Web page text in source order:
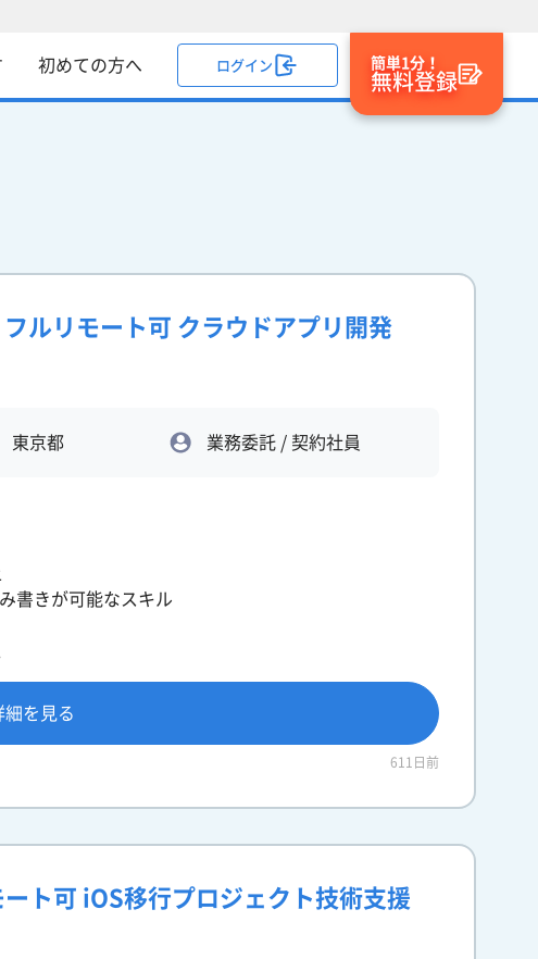
初めての方へ ログイン 簡単1分！
無料登録
ルリモート可 クラウドアプリ開発
東京都 業務委託 / 契約社員
書きが可能なスキル
細を見る
611日前
ト可 iOS移行プロジェクト技術支援